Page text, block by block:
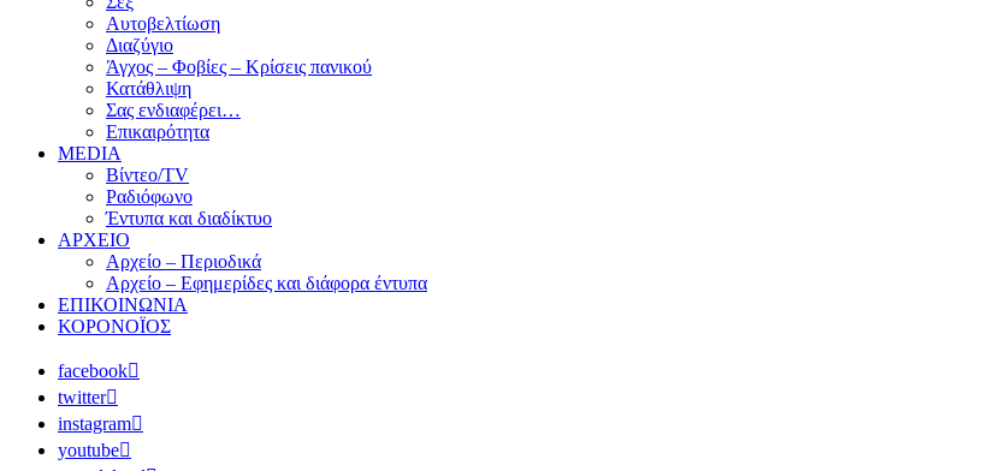
Αυτοβελτίωση
Διαζύγιο
Άγχος – Φοβίες – Κρίσεις πανικού
Κατάθλιψη
Σας ενδιαφέρει…
Επικαιρότητα
MEDIA
Βίντεο/TV
Ραδιόφωνο
Έντυπα και διαδίκτυο
ΑΡΧΕΙΟ
Αρχείο – Περιοδικά
Αρχείο – Εφημερίδες και διάφορα έντυπα
ΕΠΙΚΟΙΝΩΝΙΑ
ΚΟΡΟΝΟΪΟΣ
facebook
twitter
instagram
youtube